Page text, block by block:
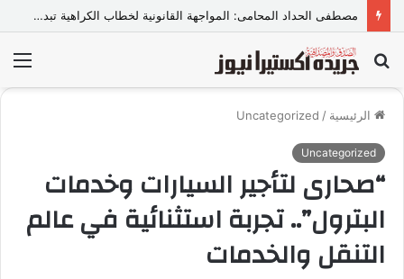
مصطفى الحداد المحامى: المواجهة القانونية لخطاب الكراهية تبدأ بتشريع واضح ووعي مجتمعي
بحث
عن
الرئيسية /
Uncategorized
Uncategorized
“صحارى لتأجير السيارات وخدمات
البترول”.. تجربة استثنائية في عالم
التنقل والخدمات